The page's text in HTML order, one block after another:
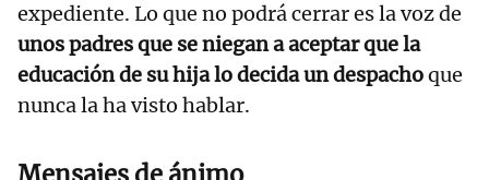
expediente. Lo que no podrá cerrar es la voz de
unos padres que se niegan a aceptar que la
educación de su hija lo decida un despachoque
nunca la ha visto hablar.